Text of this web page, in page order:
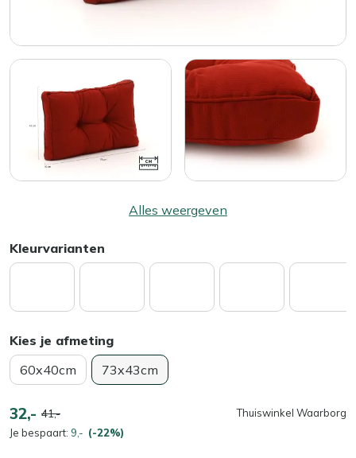
Alles weergeven
Kleurvarianten
Kies je afmeting
60x40cm
73x43cm
32,- 41,-
Je bespaart: 9,- (-22%)
Thuiswinkel Waarborg